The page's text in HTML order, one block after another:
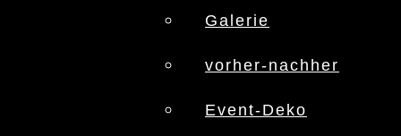
Galerie
vorher-nachher
Event-Deko